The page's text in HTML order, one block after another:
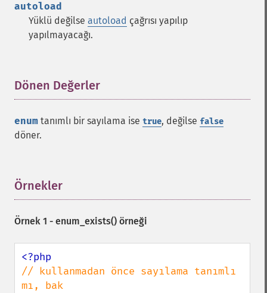
autoload
Yüklü değilse autoload çağrısı yapılıp
yapılmayacağı.
Dönen Değerler
enum tanımlı bir sayılama ise true, değilse false
döner.
Örnekler
Örnek 1 - enum_exists() örneği
// kullanmadan önce sayılama tanımlı